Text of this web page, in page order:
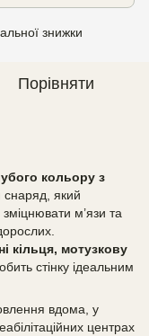
знижки
Порівняти
кольору з
який
м’язи та
кільця, мотузкову
стінку ідеальним
вдома, у
центрах